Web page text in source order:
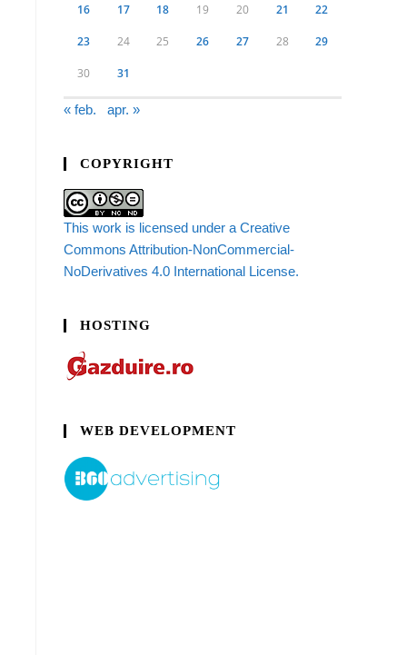
16 17 18 19 20 21 22
23 24 25 26 27 28 29
30 31
« feb. apr. »
COPYRIGHT
This work is licensed under a Creative
Commons Attribution-NonCommercial-
NoDerivatives 4.0 International License.
HOSTING
WEB DEVELOPMENT